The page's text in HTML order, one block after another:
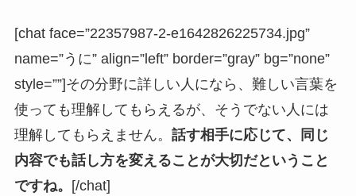
[chat face=”22357987-2-e1642826225734.jpg”
name=”うに” align=”left” border=”gray” bg=”none”
style=””]その分野に詳しい人になら、難しい言葉を
使っても理解してもらえるが、そうでない人には
理解してもらえません。 話す相手に応じて、同じ
内容でも話し方を変えることが大切だということ
ですね。
[/chat]